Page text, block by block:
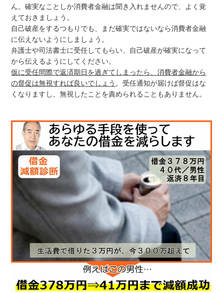
ん。確実なことしか消費者金融は聞き入れませんので、よく覚
えておきましょう。
自己破産をするつもりでも、まだ確実ではないなら消費者金融
に伝えないようにしましょう。
弁護士や司法書士に受任してもらい、自己破産が確実になって
から伝えるようにしてください。
仮に受任間際で返済期日を過ぎてしまったら、消費者金融から
の督促は無視すれば良いでしょう 。受任通知が届けば督促はな
くなりますし、無視したことを責められることもありません。